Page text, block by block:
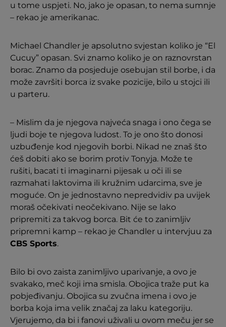
u tome uspjeti. No, jako je opasan, to nema sumnje
– rekao je amerikanac.
Michael Chandler je apsolutno svjestan koliko je “El
Cucuy” opasan. Svi znamo koliko je on raznovrstan
borac. Znamo da posjeduje osebujan stil borbe, i da
može završiti borca iz svake pozicije, bilo u stojci ili
u parteru.
– Mislim da je njegova najveća snaga i ono čega se
ljudi boje te njegova ludost. To je ono što donosi
uzbuđenje kod njegovih borbi. Nikad ne znaš što
ćeš dobiti ako se borim protiv Tonyja. Može te
rušiti, bacati ti imaginarni pijesak u oči ili se
razmahati laktovima ili kružnim udarcima, sve je
moguće. On je jednostavno nepredvidiv pa uvijek
moraš očekivati neočekivano. Nije se lako
pripremiti za takvog borca. Bit će to zanimljiv
pripremni kamp – rekao je Chandler u intervjuu za
CBS Sports.
Bilo bi ovo zaista zanimljivo uparivanje, a ovo je
svakako, meč koji ima smisla. Obojica traže put ka
pobjeđivanju. Obojica su zvučna imena i ovo je
borba koja ima velik značaj za laku kategoriju.
Vjerujemo, da bi i fanovi uživali u ovom meču jer se